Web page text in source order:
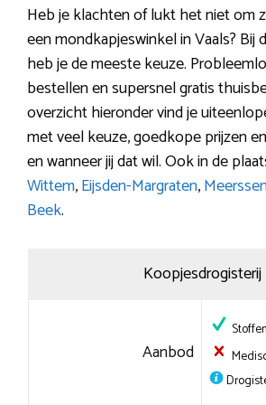
Heb je klachten of lukt het niet om
een mondkapjeswinkel in Vaals? Bij
heb je de meeste keuze.
bestellen en supersnel gratis
overzicht hieronder vind je
met veel keuze, goedkope prijzen
en wanneer jij dat wil. Ook in de
Wittem,Eijsden-Margraten,
Beek.
Koopjesdrogisterij
Aanbod
Stoffen